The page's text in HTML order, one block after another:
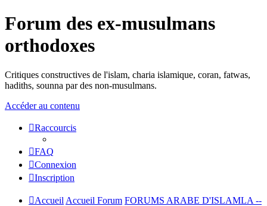
Forum des ex-musulmans
orthodoxes
Critiques constructives de l'islam, charia islamique, coran, fatwas,
hadiths, sounna par des non-musulmans.
Accéder au contenu
Raccourcis
FAQ
Connexion
Inscription
Accueil Accueil Forum FORUMS ARABE D'ISLAMLA --